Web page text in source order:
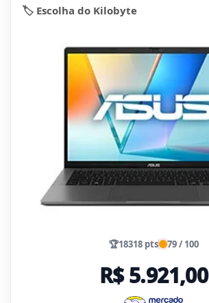
🏷️ Escolha do Kilobyte
🏆18318 pts 79 / 100
R$ 5.921,00